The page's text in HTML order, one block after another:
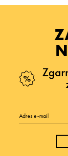
Adres e-mail